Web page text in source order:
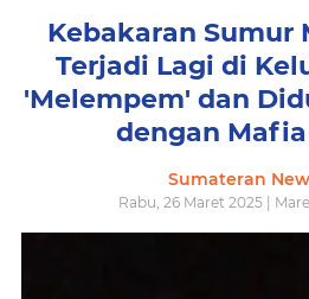
Kebakaran Sumur
Terjadi Lagi di
'Melempem' dan
dengan
Sumateran
Rabu, 26 Maret 2025 |